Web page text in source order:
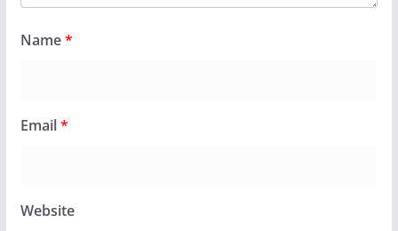
Name*
Email*
Website